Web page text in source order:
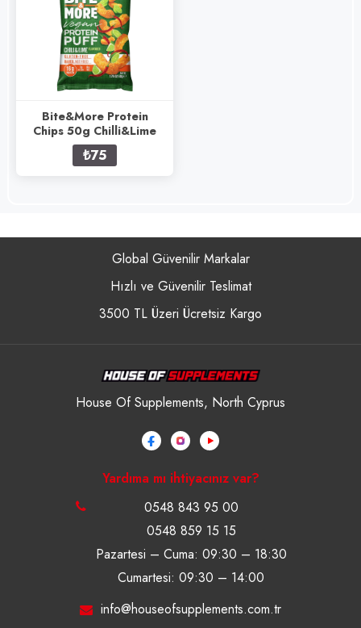
Bite&More Protein
Chips 50g Chilli&Lime
₺75
Global Güvenilir Markalar
Hızlı ve Güvenilir Teslimat
3500 TL Üzeri Ücretsiz Kargo
House Of Supplements, North Cyprus
Yardıma mı ihtiyacınız var?
0548 843 95 00
0548 859 15 15
Pazartesi – Cuma: 09:30 – 18:30
Cumartesi: 09:30 – 14:00
info@houseofsupplements.com.tr